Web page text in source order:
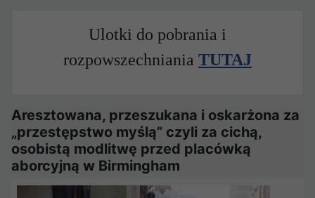
Ulotki do pobrania i
rozpowszechniania TUTAJ
Aresztowana, przeszukana i oskarżona za
„przestępstwo myślą” czyli za cichą,
osobistą modlitwę przed placówką
aborcyjną w Birmingham